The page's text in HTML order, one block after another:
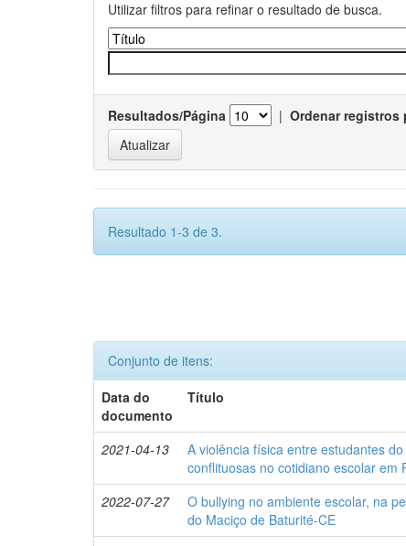
Utilizar filtros para refinar o resultado de busca.
Resultados/Página | Ordenar registros
Resultado 1-3 de 3.
Conjunto de itens:
Data do
documento
Título
2021-04-13
A violência física entre estudantes
conflituosas no cotidiano escolar em
2022-07-27
O bullying no ambiente escolar, na
do Maciço de Baturité-CE